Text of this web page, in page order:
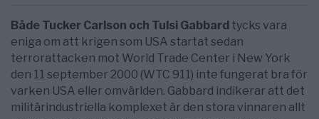
Både Tucker Carlson och Tulsi Gabbard tycks vara
eniga om att krigen som USA startat sedan
terrorattacken mot World Trade Center i New York
den 11 september 2000 (WTC 911) inte fungerat bra för
varken USA eller omvärlden. Gabbard indikerar att det
militärindustriella komplexet är den stora vinnaren allt